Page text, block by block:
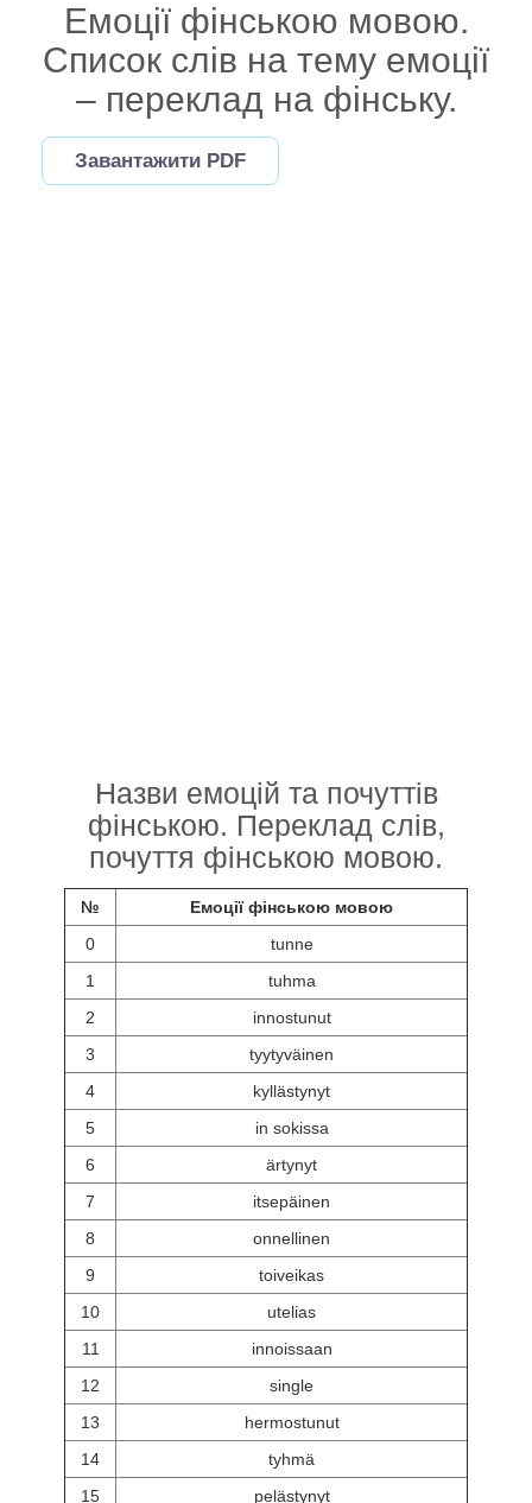
Емоції фінською мовою.
Список слів на тему емоції
– переклад на фінську.
Завантажити PDF
Назви емоцій та почуттів
фінською. Переклад слів,
почуття фінською мовою.
№
Емоції фінською мовою
0
tunne
1
tuhma
2
innostunut
3
tyytyväinen
4
kyllästynyt
5
in sokissa
6
ärtynyt
7
itsepäinen
8
onnellinen
9
toiveikas
10
utelias
11
innoissaan
12
single
13
hermostunut
14
tyhmä
15
pelästynyt